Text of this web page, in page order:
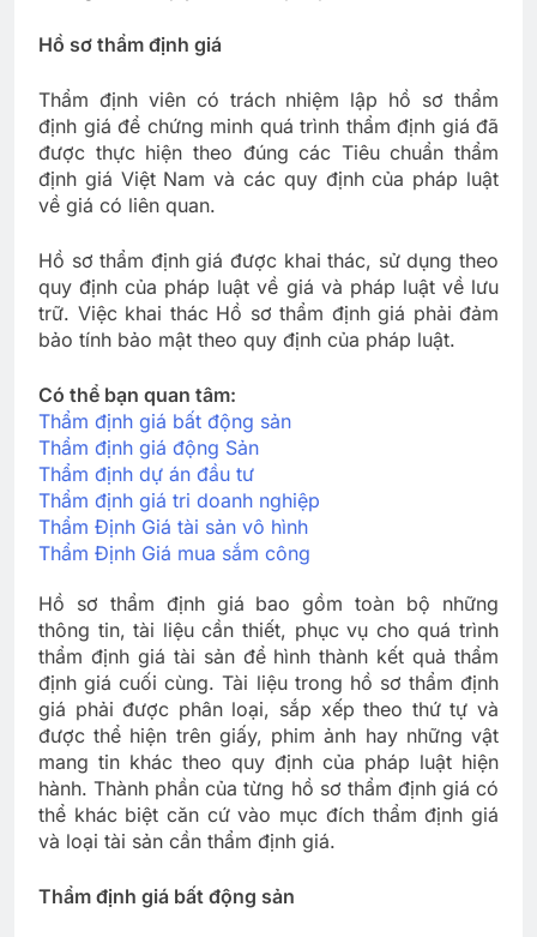
Hồ sơ thẩm định giá
Thẩm định viên có trách nhiệm lập hồ sơ thẩm
định giá để chứng minh quá trình thẩm định giá đã
được thực hiện theo đúng các Tiêu chuẩn thẩm
định giá Việt Nam và các quy định của pháp luật
về giá có liên quan.
Hồ sơ thẩm định giá được khai thác, sử dụng theo
quy định của pháp luật về giá và pháp luật về lưu
trữ. Việc khai thác Hồ sơ thẩm định giá phải đảm
bảo tính bảo mật theo quy định của pháp luật.
Có thể bạn quan tâm:
Thẩm định giá bất động sản
Thẩm định giá động Sản
Thẩm định dự án đầu tư
Thẩm định giá tri doanh nghiệp
Thẩm Định Giá tài sản vô hình
Thẩm Định Giá mua sắm công
Hồ sơ thẩm định giá bao gồm toàn bộ những
thông tin, tài liệu cần thiết, phục vụ cho quá trình
thẩm định giá tài sản để hình thành kết quả thẩm
định giá cuối cùng. Tài liệu trong hồ sơ thẩm định
giá phải được phân loại, sắp xếp theo thứ tự và
được thể hiện trên giấy, phim ảnh hay những vật
mang tin khác theo quy định của pháp luật hiện
hành. Thành phần của từng hồ sơ thẩm định giá có
thể khác biệt căn cứ vào mục đích thẩm định giá
và loại tài sản cần thẩm định giá.
Thẩm định giá bất động sản